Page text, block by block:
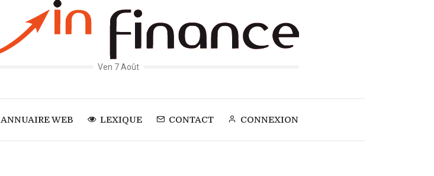
Ven 7 Août
ANNUAIRE WEB LEXIQUE CONTACT CONNEXION